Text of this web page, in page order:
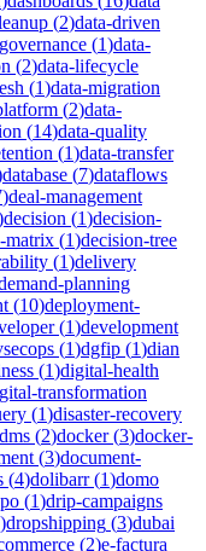
(2)data-driven
(1)data-
(2)data-lifecycle
(1)data-migration
(2)data-
(14)data-quality
(1)data-transfer
database (7)dataflows
)deal-management
decision (1)decision-
matrix (1)decision-tree
(1)delivery
planning
(10)deployment-
(1)development
(1)dgfip (1)dian
(1)digital-health
transformation
(1)disaster-recovery
dms (2)docker(3)docker-
(3)document-
(4)dolibarr(1)domo
(1)drip-campaigns
)dropshipping (3)dubai
(2)e-factura